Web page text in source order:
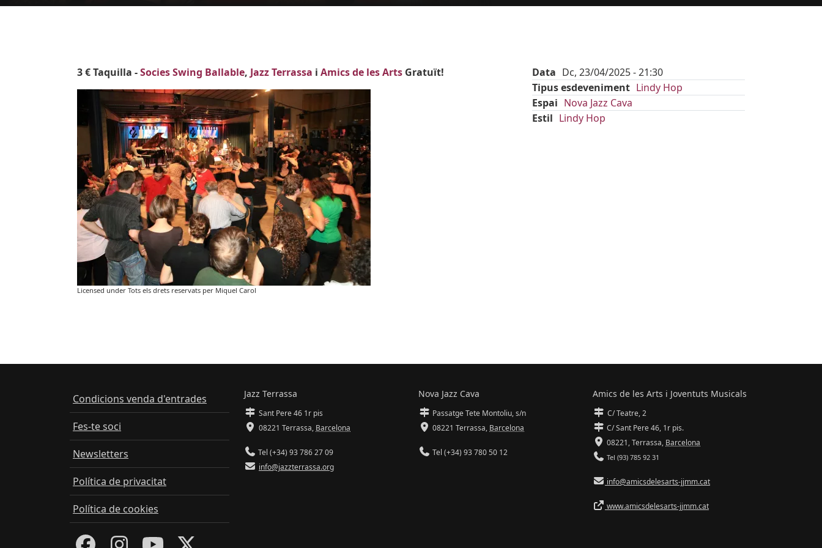
Body
3 € Taquilla -Socies Swing Ballable, Jazz Terrassa i Amics de les Arts Gratuït!
Licensed under Tots els drets reservats per Miquel Carol
Data Dc, 23/04/2025 - 21:30
Tipus esdeveniment Lindy Hop
Espai Nova Jazz Cava
Estil Lindy Hop
Condicions venda d'entrades
Fes-te soci
Newsletters
Política de privacitat
Política de cookies
Jazz Terrassa
Sant Pere 46 1r pis
08221 Terrassa, Barcelona
Tel (+34) 93 786 27 09
info@jazzterrassa.org
Nova Jazz Cava
Passatge Tete Montoliu, s/n
08221 Terrassa, Barcelona
Tel (+34) 93 780 50 12
Amics de les Arts i Joventuts Musicals
C/ Teatre, 2
C/ Sant Pere 46, 1r pis.
08221,Terrassa, Barcelona
Tel (93) 785 92 31
info@amicsdelesarts-jjmm.cat
www.amicsdelesarts-jjmm.cat